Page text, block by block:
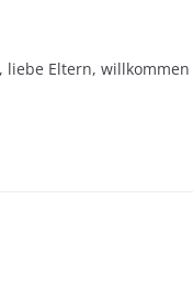
liebe Eltern,